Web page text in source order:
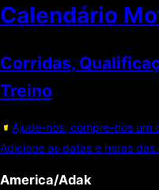
Calendário
Corridas,
Treino
Ajude-nos, compre-nos um
Adicione as datas e horas
America/Adak